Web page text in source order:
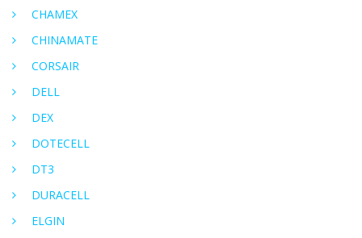
CHAMEX
CHINAMATE
CORSAIR
DELL
DEX
DOTECELL
DT3
DURACELL
ELGIN